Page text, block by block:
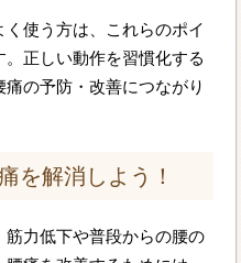
使う方は、これらのポイ
正しい動作を習慣化する
の予防・改善につながり
を解消しよう！
力低下や普段からの腰の